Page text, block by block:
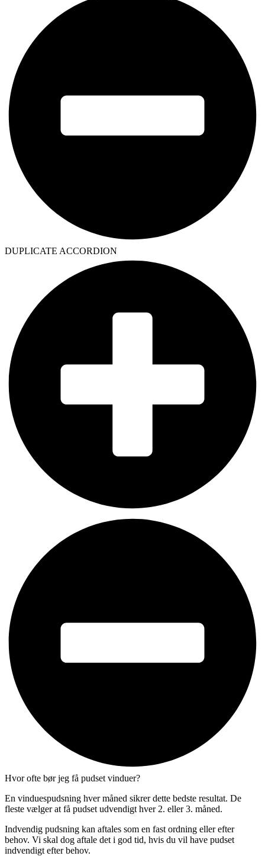
DUPLICATE ACCORDION
Hvor ofte bør jeg få pudset vinduer?
En vinduespudsning hver måned sikrer dette bedste resultat. De
fleste vælger at få pudset udvendigt hver 2. eller 3. måned.
Indvendig pudsning kan aftales som en fast ordning eller efter
behov. Vi skal dog aftale det i god tid, hvis du vil have pudset
indvendigt efter behov.